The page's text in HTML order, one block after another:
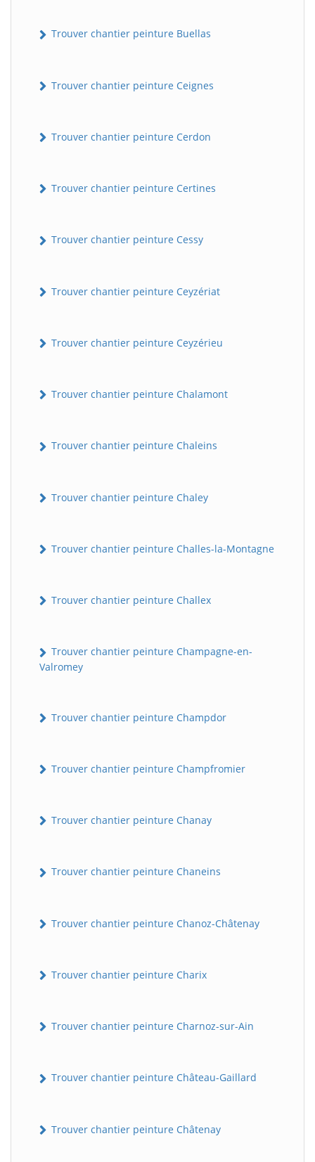
Trouver chantier peinture Buellas
Trouver chantier peinture Ceignes
Trouver chantier peinture Cerdon
Trouver chantier peinture Certines
Trouver chantier peinture Cessy
Trouver chantier peinture Ceyzériat
Trouver chantier peinture Ceyzérieu
Trouver chantier peinture Chalamont
Trouver chantier peinture Chaleins
Trouver chantier peinture Chaley
Trouver chantier peinture Challes-la-Montagne
Trouver chantier peinture Challex
Trouver chantier peinture Champagne-en-
Valromey
Trouver chantier peinture Champdor
Trouver chantier peinture Champfromier
Trouver chantier peinture Chanay
Trouver chantier peinture Chaneins
Trouver chantier peinture Chanoz-Châtenay
Trouver chantier peinture Charix
Trouver chantier peinture Charnoz-sur-Ain
Trouver chantier peinture Château-Gaillard
Trouver chantier peinture Châtenay